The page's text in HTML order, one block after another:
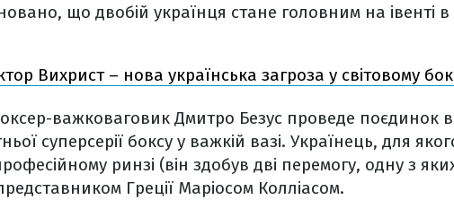
що двобій українця стане головним на івенті в
Вихрист – нова українська загроза у світовому
важковаговик Дмитро Безус проведе поєдинок
суперсерії боксу у важкій вазі. Українець, для
ринзі (він здобув дві перемогу, одну з
Греції Маріосом Колліасом.